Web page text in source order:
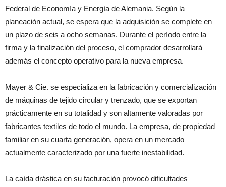
Federal de Economía y Energía de Alemania. Según la
planeación actual, se espera que la adquisición se complete en
un plazo de seis a ocho semanas. Durante el período entre la
firma y la finalización del proceso, el comprador desarrollará
además el concepto operativo para la nueva empresa.
Mayer & Cie. se especializa en la fabricación y comercialización
de máquinas de tejido circular y trenzado, que se exportan
prácticamente en su totalidad y son altamente valoradas por
fabricantes textiles de todo el mundo. La empresa, de propiedad
familiar en su cuarta generación, opera en un mercado
actualmente caracterizado por una fuerte inestabilidad.
La caída drástica en su facturación provocó dificultades